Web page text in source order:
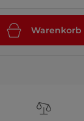
Warenkorb